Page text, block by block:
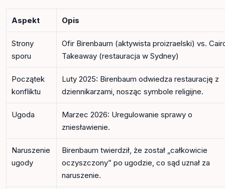
Aspekt Opis
Strony
sporu
Ofir Birenbaum (aktywista proizraelski) vs.
Takeaway (restauracja w Sydney)
Początek
konfliktu
Luty 2025: Birenbaum odwiedza restaurację z
dziennikarzami, nosząc symbole religijne.
Ugoda
Marzec 2026: Uregulowanie sprawy o
zniesławienie.
Naruszenie
ugody
Birenbaum twierdził, że został „całkowicie
oczyszczony” po ugodzie, co sąd uznał za
naruszenie.